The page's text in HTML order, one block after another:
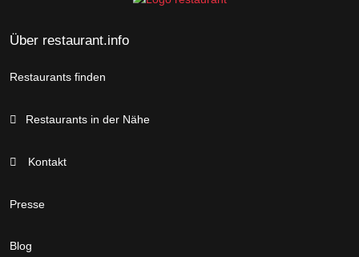
Über restaurant.info
Restaurants finden
Restaurants in der Nähe
Kontakt
Presse
Blog